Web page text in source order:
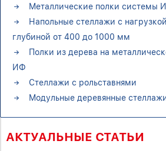
Металлические полки системы
Напольные стеллажи с
глубиной от 400 до 1000 мм
Полки из дерева на
ИФ
Стеллажи с рольставнями
Модульные деревянные
АКТУАЛЬНЫЕ СТАТЬИ